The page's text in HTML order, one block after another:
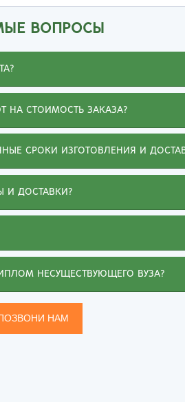
диплом о высшем
похвалиться, что
ВОПРОСЫ
НА СТОИМОСТЬ ЗАКАЗА?
СРОКИ ИЗГОТОВЛЕНИЯ И
И ДОСТАВКИ?
НЕСУЩЕСТВУЮЩЕГО ВУЗА?
НАМ